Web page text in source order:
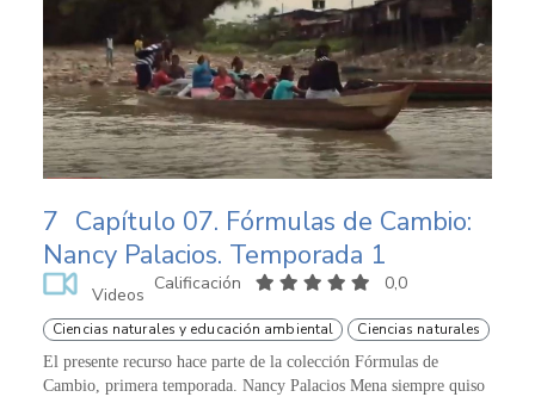
7 Capítulo 07. Fórmulas de Cambio:
Nancy Palacios. Temporada 1
Videos
Calificación 0,0
Ciencias naturales y educación ambiental Ciencias naturales
El presente recurso hace parte de la colección Fórmulas de
Cambio, primera temporada. Nancy Palacios Mena siempre quiso